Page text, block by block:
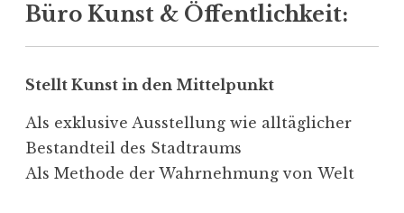
Büro Kunst & Öffentlichkeit:
Stellt Kunst in den Mittelpunkt
Als exklusive Ausstellung wie alltäg­licher
Bestandteil des Stadtraums
Als Methode der Wahrnehmung von Welt